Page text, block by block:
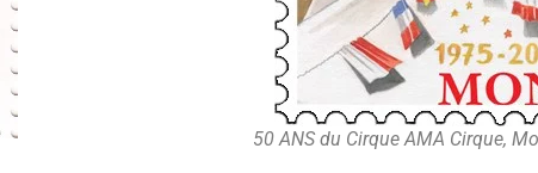
50 ANS du Cirque AMA Cirque,